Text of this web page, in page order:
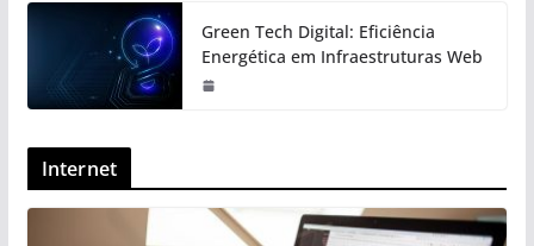
Green Tech Digital: Eficiência
Energética em Infraestruturas Web
Internet